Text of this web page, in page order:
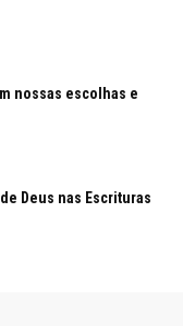
nossas escolhas e
Deus nas Escrituras